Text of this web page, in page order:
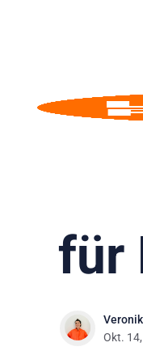
Französisch
für
Okt.